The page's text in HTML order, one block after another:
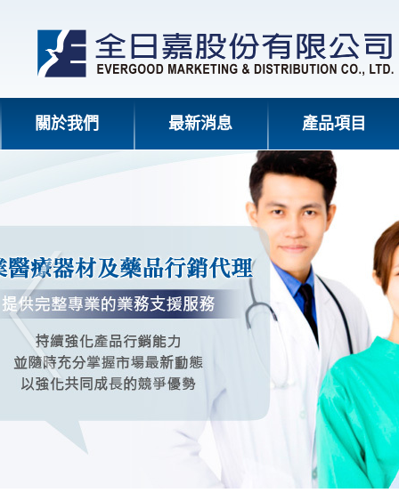
關於我們 最新消息 產品項目